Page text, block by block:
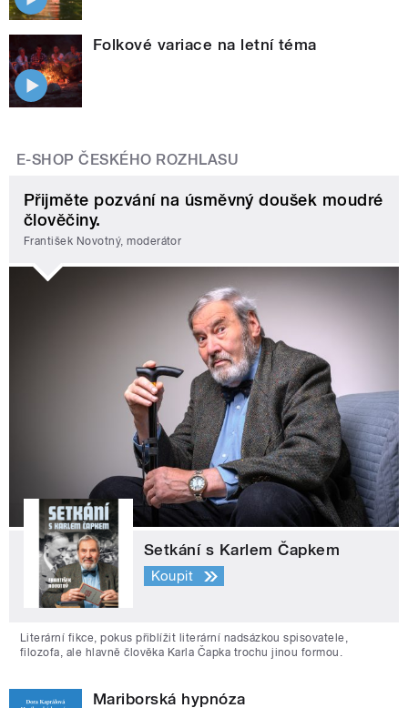
Folkové variace na letní téma
E-SHOP ČESKÉHO ROZHLASU
Přijměte pozvání na úsměvný doušek moudré
člověčiny.
František Novotný, moderátor
Setkání s Karlem Čapkem
Koupit
Literární fikce, pokus přiblížit literární nadsázkou spisovatele,
filozofa, ale hlavně člověka Karla Čapka trochu jinou formou.
Mariborská hypnóza